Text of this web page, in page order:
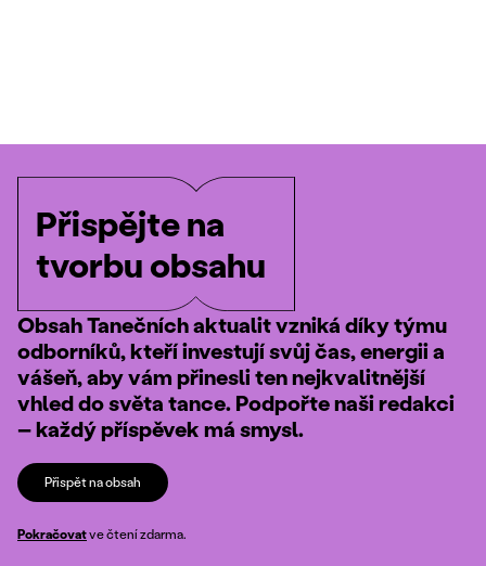
Přispějte na
tvorbu obsahu
Obsah Tanečních aktualit vzniká díky týmu
odborníků, kteří investují svůj čas, energii a
vášeň, aby vám přinesli ten nejkvalitnější
vhled do světa tance. Podpořte naši redakci
– každý příspěvek má smysl.
Přispět na obsah
Pokračovatve čtení zdarma.